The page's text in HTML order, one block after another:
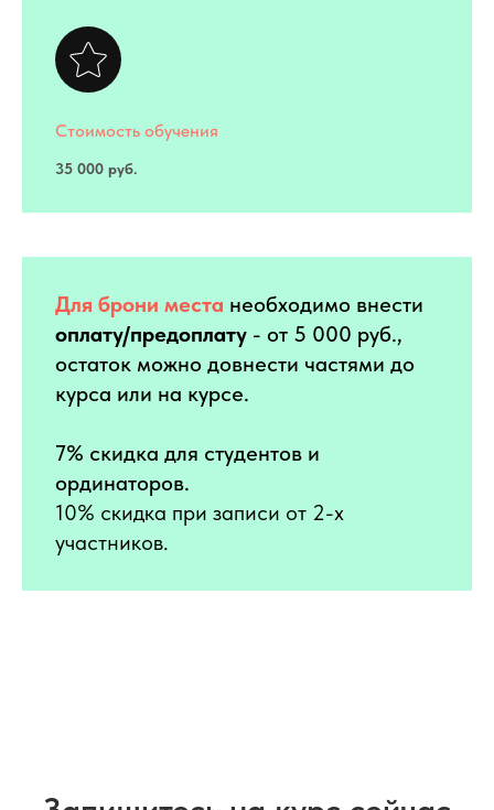
Стоимость обучения
35 000 руб.
Для брони места необходимо внести
оплату/предоплату - от 5 000 руб.,
остаток можно довнести частями до
курса или на курсе.
7% скидка для студентов и
ординаторов.
10% скидка при записи от 2-х
участников.